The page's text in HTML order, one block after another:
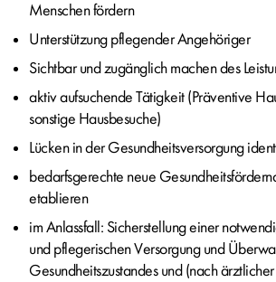
Menschen fördern
Unterstützung pflegender Angehöriger
Sichtbar und zugänglich machen des
aktiv aufsuchende Tätigkeit (Präventive
sonstige Hausbesuche)
Lücken in der Gesundheitsversorgung
bedarfsgerechte neue
etablieren
im Anlassfall: Sicherstellung einer
und pflegerischen Versorgung und
Gesundheitszustandes und (nach